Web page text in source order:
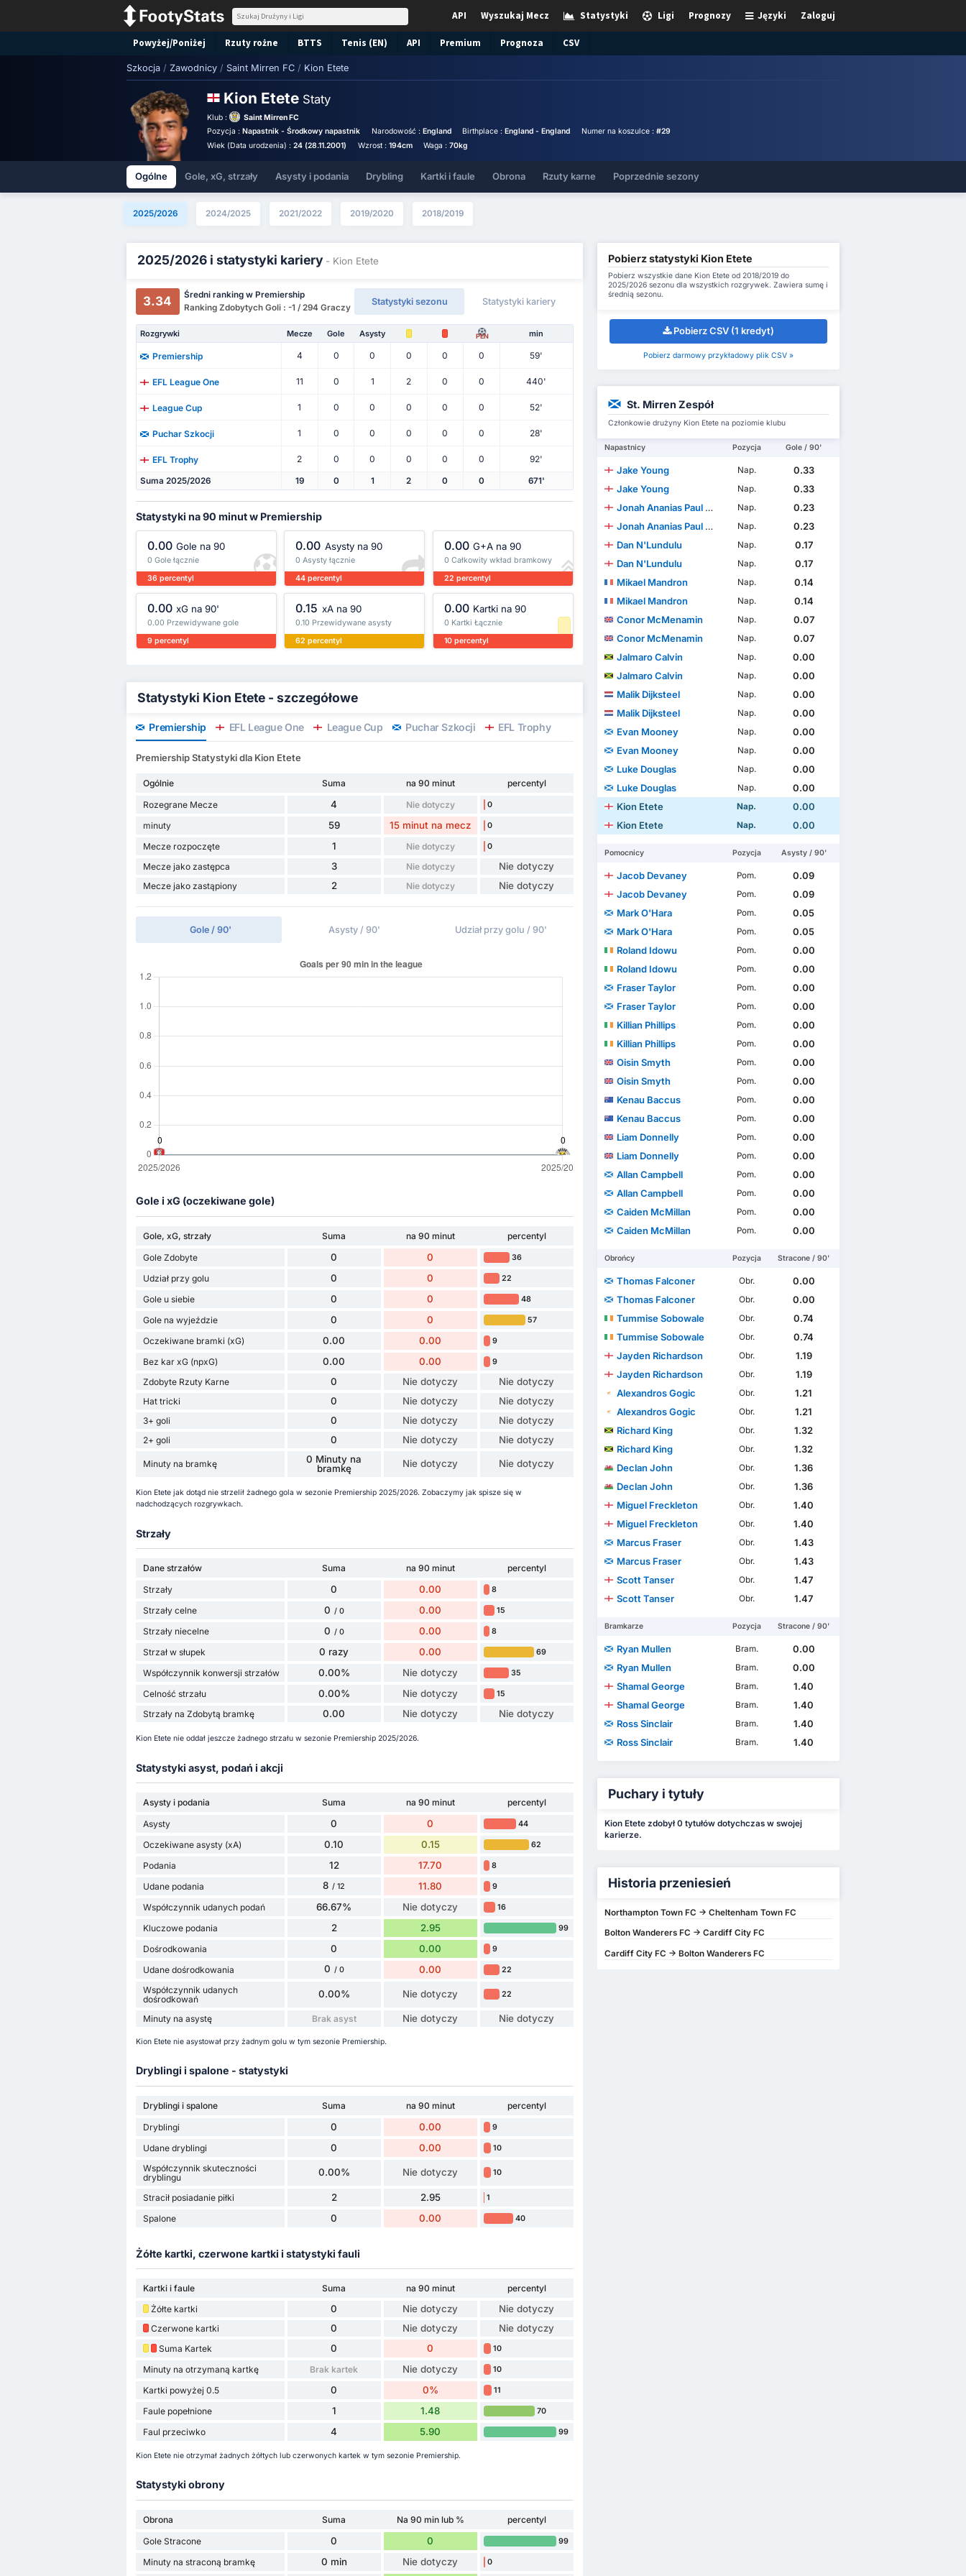
Zaloguj
Języki
Prognozy
Ligi
Statystyki
Wyszukaj Mecz
API
Powyżej/Poniżej Rzuty rożne BTTS Tenis (EN) API Premium Prognoza CSV
Szkocja / Zawodnicy / Saint Mirren FC / Kion Etete
Kion Etete Staty
Klub :
Saint Mirren FC
Pozycja :Napastnik - Środkowy napastnik Narodowość : England Birthplace :England - England Numer na koszulce : #29
Wiek (Data urodzenia) :24 (28.11.2001) Wzrost : 194cm Waga :70kg
Ogólne Gole, xG, strzały Asysty i podania Drybling Kartki i faule Obrona Rzuty karne Poprzednie sezony
2025/2026 2024/2025 2021/2022 2019/2020 2018/2019
2025/2026 i statystyki kariery - Kion Etete
3.34
Średni ranking w Premiership
Ranking Zdobytych Goli : -1 / 294 Graczy
Statystyki sezonu Statystyki kariery
Rozgrywki Mecze Gole Asysty PEN min
Premiership 4 0 0 0 0 0 59'
EFL League One 11 0 1 2 0 0 440'
League Cup 1 0 0 0 0 0 52'
Puchar Szkocji 1 0 0 0 0 0 28'
EFL Trophy 2 0 0 0 0 0 92'
Suma 2025/2026 19 0 1 2 0 0 671'
Statystyki na 90 minut w Premiership
0.00 Gole na 90
0 Gole łącznie
36 percentyl
0.00 Asysty na 90
0 Asysty łącznie
44 percentyl
0.00 G+A na 90
0 Całkowity wkład bramkowy
22 percentyl
0.00 xG na 90'
0.00 Przewidywane gole
9 percentyl
0.15 xA na 90
0.10 Przewidywane asysty
62 percentyl
0.00 Kartki na 90
0 Kartki Łącznie
10 percentyl
Statystyki Kion Etete - szczegółowe
Premiership EFL League One League Cup Puchar Szkocji EFL Trophy
Premiership Statystyki dla Kion Etete
Ogólnie Suma na 90 minut
percentyl
Rozegrane Mecze
4 Nie dotyczy 0
minuty 59 15 minut na mecz 0
Mecze rozpoczęte 1 Nie dotyczy 0
Mecze jako zastępca 3 Nie dotyczy Nie dotyczy
Mecze jako zastąpiony 2 Nie dotyczy Nie dotyczy
Gole / 90' Asysty / 90' Udział przy golu / 90'
Gole i xG (oczekiwane gole)
Gole, xG, strzały Suma na 90 minut
percentyl
Gole Zdobyte
0 0 36
Udział przy golu 0 0 22
Gole u siebie 0 0 48
Gole na wyjeździe 0 0 57
Oczekiwane bramki (xG) 0.00 0.00 9
Bez kar xG (npxG) 0.00 0.00 9
Zdobyte Rzuty Karne 0 Nie dotyczy Nie dotyczy
Hat tricki 0 Nie dotyczy Nie dotyczy
3+ goli 0 Nie dotyczy Nie dotyczy
2+ goli 0 Nie dotyczy Nie dotyczy
Minuty na bramkę
0 Minuty na
bramkę
Nie dotyczy Nie dotyczy
Kion Etete jak dotąd nie strzelił żadnego gola w sezonie Premiership 2025/2026. Zobaczymy jak spisze się w
nadchodzących rozgrywkach.
Strzały
Dane strzałów Suma na 90 minut
percentyl
Strzały
0 0.00 8
Strzały celne 0 / 0 0.00 15
Strzały niecelne 0 / 0 0.00 8
Strzał w słupek 0 razy 0.00 69
Współczynnik konwersji strzałów 0.00% Nie dotyczy 35
Celność strzału 0.00% Nie dotyczy 15
Strzały na Zdobytą bramkę 0.00 Nie dotyczy Nie dotyczy
Kion Etete nie oddał jeszcze żadnego strzału w sezonie Premiership 2025/2026.
Statystyki asyst, podań i akcji
Asysty i podania Suma na 90 minut
percentyl
Asysty
0 0 44
Oczekiwane asysty (xA) 0.10 0.15 62
Podania 12 17.70 8
Udane podania 8 / 12 11.80 9
Współczynnik udanych podań 66.67% Nie dotyczy 16
Kluczowe podania 2 2.95 99
Dośrodkowania 0 0.00 9
Udane dośrodkowania 0 / 0 0.00 22
Współczynnik udanych
dośrodkowań
0.00% Nie dotyczy 22
Minuty na asystę Brak asyst Nie dotyczy Nie dotyczy
Kion Etete nie asystował przy żadnym golu w tym sezonie Premiership.
Dryblingi i spalone - statystyki
Dryblingi i spalone Suma na 90 minut
percentyl
Dryblingi
0 0.00 9
Udane dryblingi 0 0.00 10
Współczynnik skuteczności
dryblingu
0.00% Nie dotyczy 10
Stracił posiadanie piłki 2 2.95 1
Spalone 0 0.00 40
Żółte kartki, czerwone kartki i statystyki fauli
Kartki i faule Suma na 90 minut
percentyl
Żółte kartki
0 Nie dotyczy Nie dotyczy
Czerwone kartki 0 Nie dotyczy Nie dotyczy
Suma Kartek 0 0 10
Minuty na otrzymaną kartkę Brak kartek Nie dotyczy 10
Kartki powyżej 0.5 0 0% 11
Faule popełnione 1 1.48 70
Faul przeciwko 4 5.90 99
Kion Etete nie otrzymał żadnych żółtych lub czerwonych kartek w tym sezonie Premiership.
Statystyki obrony
Obrona Suma Na 90 min lub %
percentyl
Gole Stracone
0 0 99
Minuty na straconą bramkę 0 min Nie dotyczy 0
Pobierz statystyki Kion Etete
Pobierz wszystkie dane Kion Etete od 2018/2019 do
2025/2026 sezonu dla wszystkich rozgrywek. Zawiera sumę i
średnią sezonu.
Pobierz CSV (1 kredyt)
Pobierz darmowy przykładowy plik CSV »
St. Mirren Zespół
Członkowie drużyny Kion Etete na poziomie klubu
Napastnicy Pozycja Gole / 90'
Jake Young Nap.
0.33
Jake Young
Nap.
0.33
Jonah Ananias Paul Ayunga
Nap.
0.23
Jonah Ananias Paul Ayunga
Nap.
0.23
Dan N'Lundulu
Nap.
0.17
Dan N'Lundulu
Nap.
0.17
Mikael Mandron
Nap.
0.14
Mikael Mandron
Nap.
0.14
Conor McMenamin
Nap.
0.07
Conor McMenamin
Nap.
0.07
Jalmaro Calvin
Nap.
0.00
Jalmaro Calvin
Nap.
0.00
Malik Dijksteel
Nap.
0.00
Malik Dijksteel
Nap.
0.00
Evan Mooney
Nap.
0.00
Evan Mooney
Nap.
0.00
Luke Douglas
Nap.
0.00
Luke Douglas
Nap.
0.00
Kion Etete
Nap.
0.00
Kion Etete
Nap. 0.00
Pomocnicy Pozycja Asysty / 90'
Jacob Devaney Pom.
0.09
Jacob Devaney
Pom.
0.09
Mark O'Hara
Pom.
0.05
Mark O'Hara
Pom.
0.05
Roland Idowu
Pom.
0.00
Roland Idowu
Pom.
0.00
Fraser Taylor
Pom.
0.00
Fraser Taylor
Pom.
0.00
Killian Phillips
Pom.
0.00
Killian Phillips
Pom.
0.00
Oisin Smyth
Pom.
0.00
Oisin Smyth
Pom.
0.00
Kenau Baccus
Pom.
0.00
Kenau Baccus
Pom.
0.00
Liam Donnelly
Pom.
0.00
Liam Donnelly
Pom.
0.00
Allan Campbell
Pom.
0.00
Allan Campbell
Pom.
0.00
Caiden McMillan
Pom.
0.00
Caiden McMillan
Pom. 0.00
Obrońcy Pozycja Stracone / 90'
Thomas Falconer Obr.
0.00
Thomas Falconer
Obr.
0.00
Tummise Sobowale
Obr.
0.74
Tummise Sobowale
Obr.
0.74
Jayden Richardson
Obr.
1.19
Jayden Richardson
Obr.
1.19
Alexandros Gogic
Obr.
1.21
Alexandros Gogic
Obr.
1.21
Richard King
Obr.
1.32
Richard King
Obr.
1.32
Declan John
Obr.
1.36
Declan John
Obr.
1.36
Miguel Freckleton
Obr.
1.40
Miguel Freckleton
Obr.
1.40
Marcus Fraser
Obr.
1.43
Marcus Fraser
Obr.
1.43
Scott Tanser
Obr.
1.47
Scott Tanser
Obr. 1.47
Bramkarze Pozycja Stracone / 90'
Ryan Mullen Bram.
0.00
Ryan Mullen
Bram.
0.00
Shamal George
Bram.
1.40
Shamal George
Bram.
1.40
Ross Sinclair
Bram.
1.40
Ross Sinclair
Bram. 1.40
Puchary i tytuły
Kion Etete zdobył 0 tytułów dotychczas w swojej
karierze.
Historia przeniesień
Northampton Town FC -> Cheltenham Town FC
Bolton Wanderers FC -> Cardiff City FC
Cardiff City FC -> Bolton Wanderers FC